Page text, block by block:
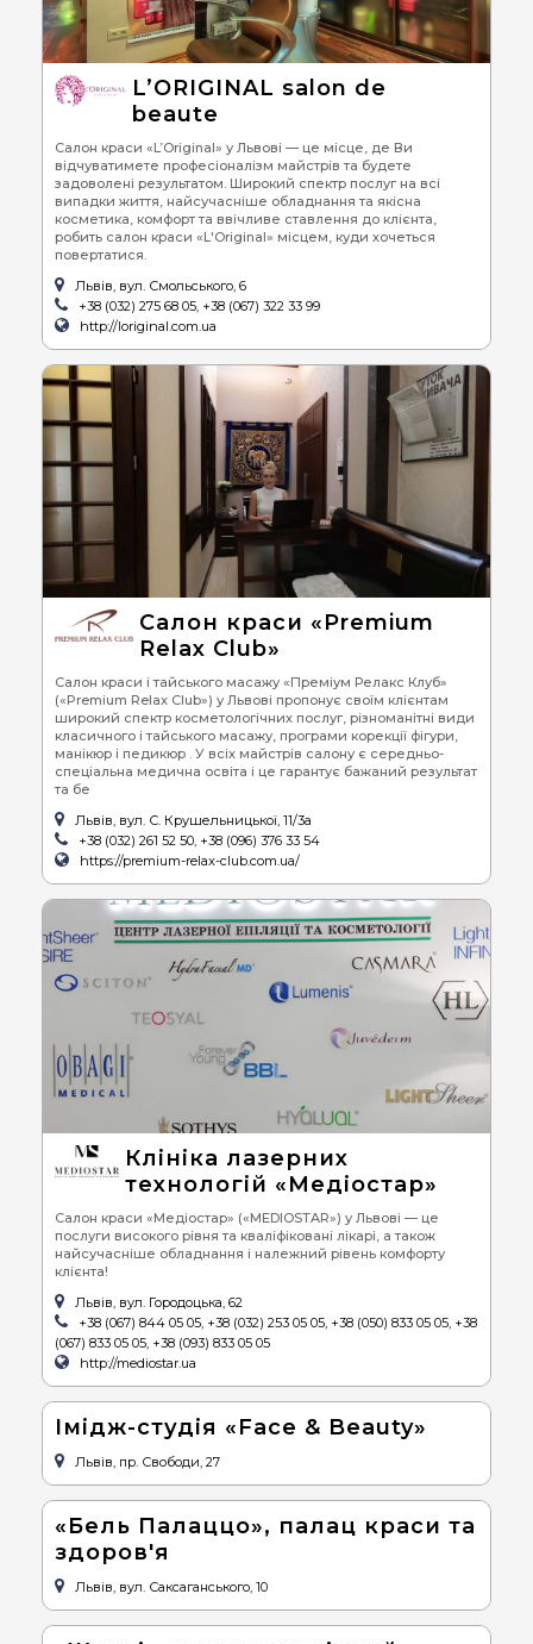
L’ORIGINAL salon de
beaute
Салон краси «L’Original» у Львові — це місце, де Ви
відчуватимете професіоналізм майстрів та будете
задоволені результатом. Широкий спектр послуг на всі
випадки життя, найсучасніше обладнання та якісна
косметика, комфорт та ввічливе ставлення до клієнта,
робить салон краси «L'Original» місцем, куди хочеться
повертатися.
Львів, вул. Смольського, 6
+38 (032) 275 68 05, +38 (067) 322 33 99
http://loriginal.com.ua
Салон краси «Premium
Relax Club»
Салон краси і тайського масажу «Преміум Релакс Клуб»
(«Premium Relax Club») у Львові пропонує своїм клієнтам
широкий спектр косметологічних послуг, різноманітні види
класичного і тайського масажу, програми корекції фігури,
манікюр і педикюр . У всіх майстрів салону є середньо-
спеціальна медична освіта і це гарантує бажаний результат
та бе
Львів, вул. С. Крушельницької, 11/3а
+38 (032) 261 52 50, +38 (096) 376 33 54
https://premium-relax-club.com.ua/
Клініка лазерних
технологій «Медіостар»
Салон краси «Медіостар» («MEDIOSTAR») у Львові — це
послуги високого рівня та кваліфіковані лікарі, а також
найсучасніше обладнання і належний рівень комфорту
клієнта!
Львів, вул. Городоцька, 62
+38 (067) 844 05 05, +38 (032) 253 05 05, +38 (050) 833 05 05, +38
(067) 833 05 05, +38 (093) 833 05 05
http://mediostar.ua
Імідж-студія «Face & Beauty»
Львів, пр. Свободи, 27
«Бель Палаццо», палац краси та
здоров'я
Львів, вул. Саксаганського, 10